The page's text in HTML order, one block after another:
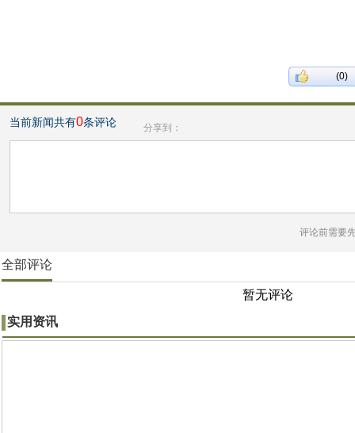
(0)
当前新闻共有0条评论 分享到：
评论前需要
全部评论
暂无评论
实用资讯